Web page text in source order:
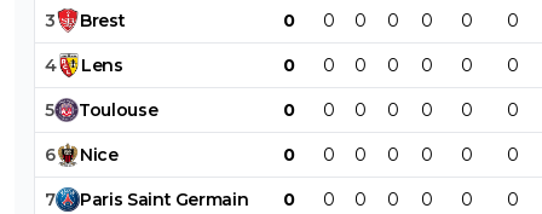
3 Brest 0 0 0 0 0 0 0
4 Lens 0 0 0 0 0 0 0
5 Toulouse 0 0 0 0 0 0 0
6 Nice 0 0 0 0 0 0 0
7 Paris Saint Germain 0 0 0 0 0 0 0